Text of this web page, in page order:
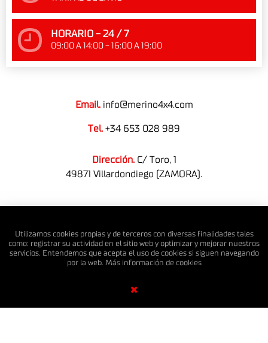
HORARIO - 24 / 7
09:00 A 14:00 - 16:00 A 19:00
Email. info@merino4x4.com
Tel. +34 653 028 989
Dirección.C/ Toro, 1
49871 Villardondiego (ZAMORA).
© MERINO 4X4 S.L. Todos los derechos reservados.
Diseño Web SGM
Utilizamos cookies propias y de terceros con diversas finalidades tales
como: registrar su actividad en el sitio web y optimizar y mejorar nuestros
servicios. Entendemos que acepta el uso de cookies si siguen navegando
por la web. Más información de cookies